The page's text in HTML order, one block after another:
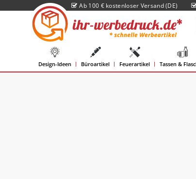
Ab 100 € kostenloser Versand (DE)
Design-Ideen Büroartikel Feuerartikel Tassen &